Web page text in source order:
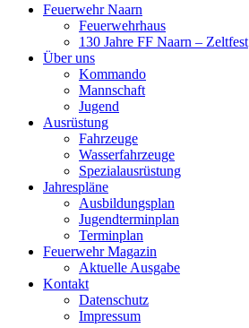
Feuerwehr Naarn
Feuerwehrhaus
130 Jahre FF Naarn – Zeltfest
Über uns
Kommando
Mannschaft
Jugend
Ausrüstung
Fahrzeuge
Wasserfahrzeuge
Spezialausrüstung
Jahrespläne
Ausbildungsplan
Jugendterminplan
Terminplan
Feuerwehr Magazin
Aktuelle Ausgabe
Kontakt
Datenschutz
Impressum